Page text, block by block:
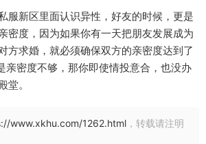
服新区里面认识异性，好友的时候，更是
密度，因为如果你有一天把朋友发展成为
方求婚，就必须确保双方的亲密度达到了
亲密度不够，那你即使情投意合，也没办
堂。
www.xkhu.com/1262.html ，转载请注明